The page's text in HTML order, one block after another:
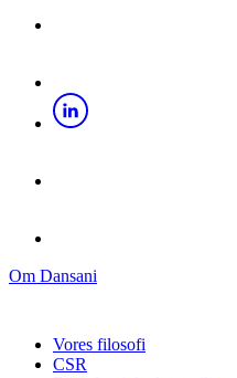
Om Dansani
Vores filosofi
CSR